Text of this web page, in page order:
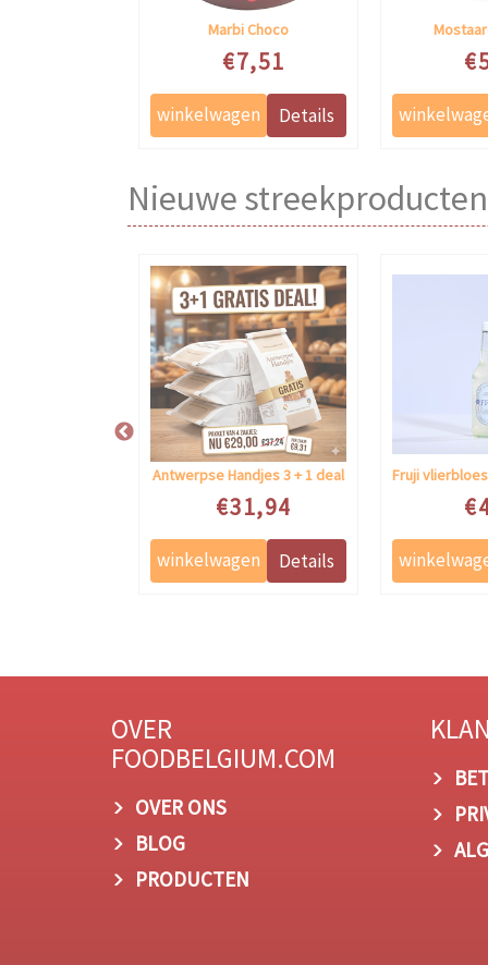
Marbi Choco
Speciale prijs
€7,51
Nieuwe streekproducten
Antwerpse Handjes 3 + 1 deal
Speciale prijs
€31,94
OVER
FOODBELGIUM.COM
OVER ONS
BLOG
PRODUCTEN